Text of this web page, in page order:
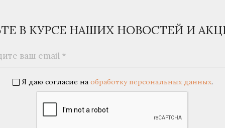
В КУРСЕ НАШИХ НОВОСТЕЙ И
Я даю согласие на обработку персональных данных.